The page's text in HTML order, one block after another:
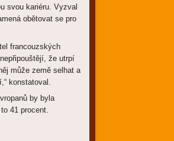
svou kariéru. Vyzval
obětovat se pro
francouzských
že utrpí
může země selhat a
konstatoval.
by byla
41 procent.